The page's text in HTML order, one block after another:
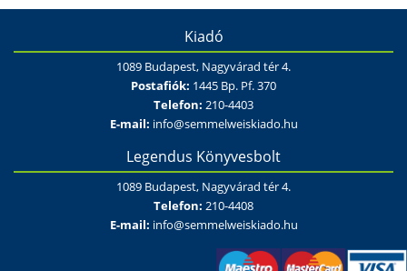
Kiadó
1089 Budapest, Nagyvárad tér 4.
Postafiók: 1445 Bp. Pf. 370
Telefon: 210-4403
E-mail: info@semmelweiskiado.hu
Legendus Könyvesbolt
1089 Budapest, Nagyvárad tér 4.
Telefon: 210-4408
E-mail: info@semmelweiskiado.hu